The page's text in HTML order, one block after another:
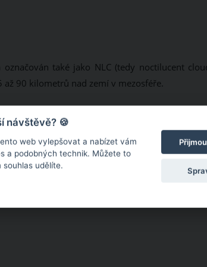
také jako NLC (tedy noctilucent
90 kilometrů nad zemí v mezosféře.
návštěvě? 🍪
web vylepšovat a nabízet vám
a podobných technik. Můžete to
souhlas udělíte.